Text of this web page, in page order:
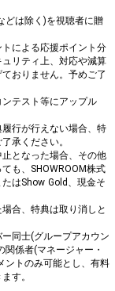
どは除く)を視聴者に贈
による応援ポイント分
リティ上、対応や減算
おりません。予めご了
テスト等にアップル
行が行えない場合、特
承ください。
となった場合、その他
も、SHOWROOM株式
はShow Gold、現金そ
合、特典は取り消しと
同士(グループアカウン
係者(マネージャー・
ントのみ可能とし、有料
す。